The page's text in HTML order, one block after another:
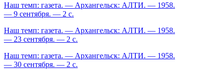
Наш темп: газета. — Архангельск: АЛТИ. — 1958.
— 9 сентября. — 2 с.
Наш темп: газета. — Архангельск: АЛТИ. — 1958.
— 23 сентября. — 2 с.
Наш темп: газета. — Архангельск: АЛТИ. — 1958.
— 30 сентября. — 2 с.